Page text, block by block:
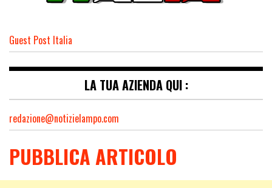
Guest Post Italia
LA TUA AZIENDA QUI :
redazione@notizielampo.com
PUBBLICA ARTICOLO